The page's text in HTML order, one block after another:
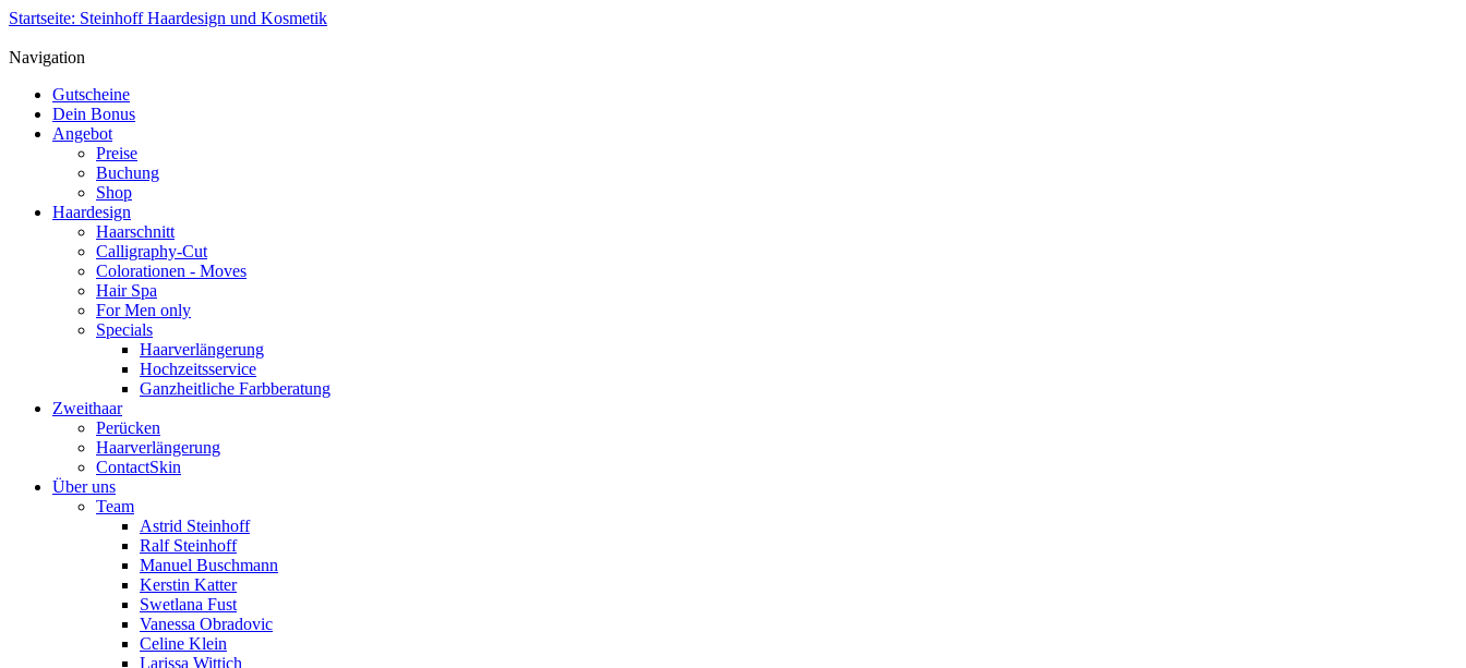
Startseite: Steinhoff Haardesign und Kosmetik
Navigation
Gutscheine
Dein Bonus
Angebot
Preise
Buchung
Shop
Haardesign
Haarschnitt
Calligraphy-Cut
Colorationen - Moves
Hair Spa
For Men only
Specials
Haarverlängerung
Hochzeitsservice
Ganzheitliche Farbberatung
Zweithaar
Perücken
Haarverlängerung
ContactSkin
Über uns
Team
Astrid Steinhoff
Ralf Steinhoff
Manuel Buschmann
Kerstin Katter
Swetlana Fust
Vanessa Obradovic
Celine Klein
Larissa Wittich